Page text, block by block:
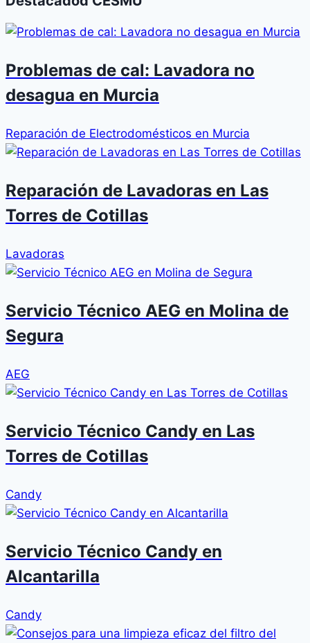
Problemas de cal: Lavadora no
desagua en Murcia
Reparación de Electrodomésticos en Murcia
Reparación de Lavadoras en Las
Torres de Cotillas
Lavadoras
Servicio Técnico AEG en Molina de
Segura
AEG
Servicio Técnico Candy en Las
Torres de Cotillas
Candy
Servicio Técnico Candy en
Alcantarilla
Candy